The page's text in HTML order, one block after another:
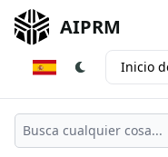
AIPRM
Inicio